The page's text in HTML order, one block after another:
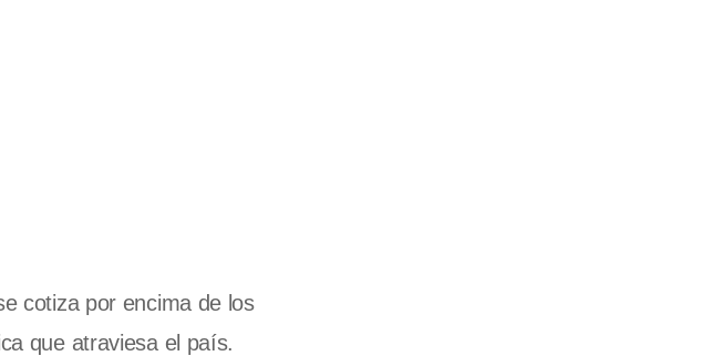
cotiza por encima de los
que atraviesa el país.